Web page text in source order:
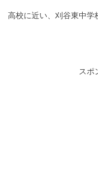
高校に近い、刈谷東中学
スポ